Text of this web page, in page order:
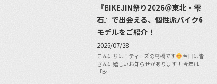
『BIKEJIN祭り2026＠東北・雫
石』で出会える、個性派バイク6
モデルをご紹介！
2026/07/28
こんにちは！ティーズの高橋です
今日は皆
さんに嬉しいお知らせがあります！ 今年は
「B…